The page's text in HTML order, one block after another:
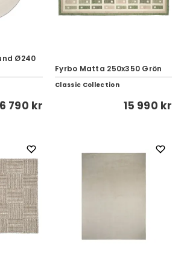
Ø240
6 790 kr
Fyrbo Matta 250x350 Grön
Classic Collection
15 990 kr